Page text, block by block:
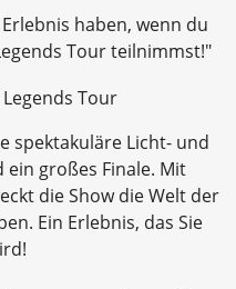
haben, wenn du
Tour teilnimmst!"
spektakuläre Licht- und
ein großes Finale. Mit
die Show die Welt der
Ein Erlebnis, das Sie